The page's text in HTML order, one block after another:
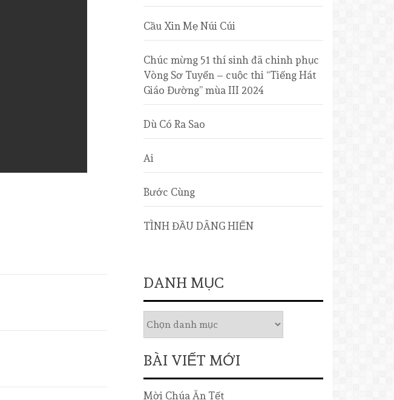
Cầu Xin Mẹ Núi Cúi
Chúc mừng 51 thí sinh đã chinh phục
Vòng Sơ Tuyển – cuộc thi “Tiếng Hát
Giáo Đường” mùa III 2024
Dù Có Ra Sao
Ai
Bước Cùng
TÌNH ĐẦU DÂNG HIẾN
DANH MỤC
BÀI VIẾT MỚI
Mời Chúa Ăn Tết